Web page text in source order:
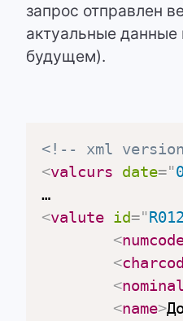
запрос отправлен
актуальные данные
будущем).
<!-- xml
<valcurs date="
<valute id="
<
<
<nominal
<name>